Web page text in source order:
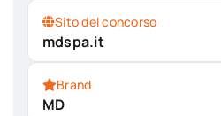
Sito del concorso
mdspa.it
Brand
MD